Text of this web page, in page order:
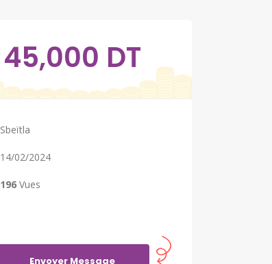
45,000 DT
Sbeïtla
14/02/2024
196 Vues
Envoyer Message